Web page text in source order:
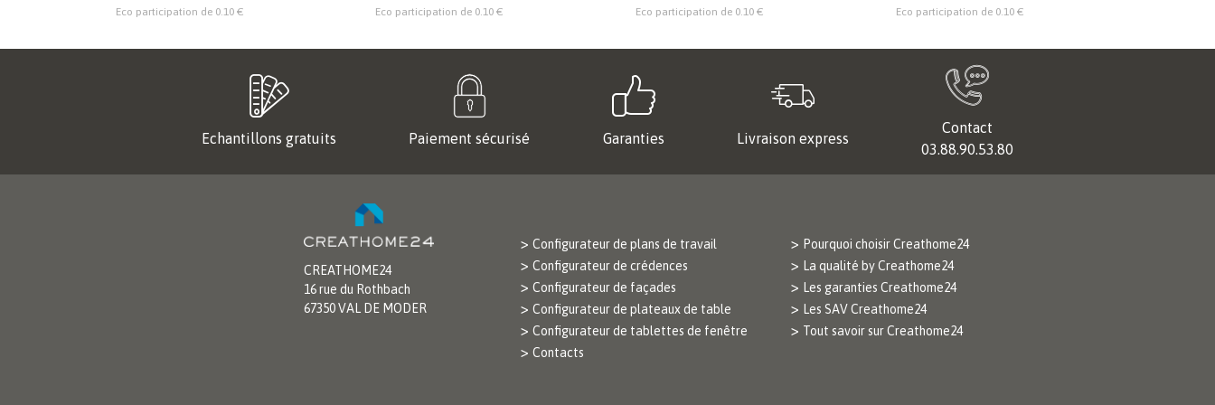
Eco participation de 0.10 € Eco participation de 0.10 € Eco participation de 0.10 € Eco participation de 0.10 €
Echantillons gratuits Paiement sécurisé Garanties Livraison express
Contact
03.88.90.53.80
CREATHOME24
16 rue du Rothbach
67350 VAL DE MODER
Configurateur de plans de travail
Configurateur de crédences
Configurateur de façades
Configurateur de plateaux de table
Configurateur de tablettes de fenêtre
Contacts
Pourquoi choisir Creathome24
La qualité by Creathome24
Les garanties Creathome24
Les SAV Creathome24
Tout savoir sur Creathome24